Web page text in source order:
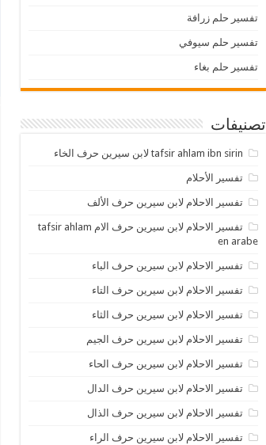
تفسير حلم زرافة
تفسير حلم سيوفي
تفسير حلم بغاء
تصنيفات
tafsir ahlam ibn sirin لابن سيرين حرف الخاء
تفسير الأحلام
تفسير الاحلام لابن سيرين حرف الألف
تفسير الاحلام لابن سيرين حرف الام tafsir ahlam
en arabe
تفسير الاحلام لابن سيرين حرف الباء
تفسير الاحلام لابن سيرين حرف التاء
تفسير الاحلام لابن سيرين حرف الثاء
تفسير الاحلام لابن سيرين حرف الجيم
تفسير الاحلام لابن سيرين حرف الحاء
تفسير الاحلام لابن سيرين حرف الدال
تفسير الاحلام لابن سيرين حرف الذال
تفسير الاحلام لابن سيرين حرف الراء